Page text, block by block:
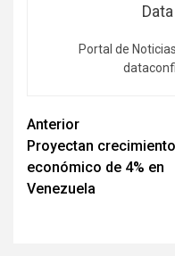
Portal de
Navegación
de
entradas
Anterior
Proyectan crecimiento
económico de 4% en
Venezuela